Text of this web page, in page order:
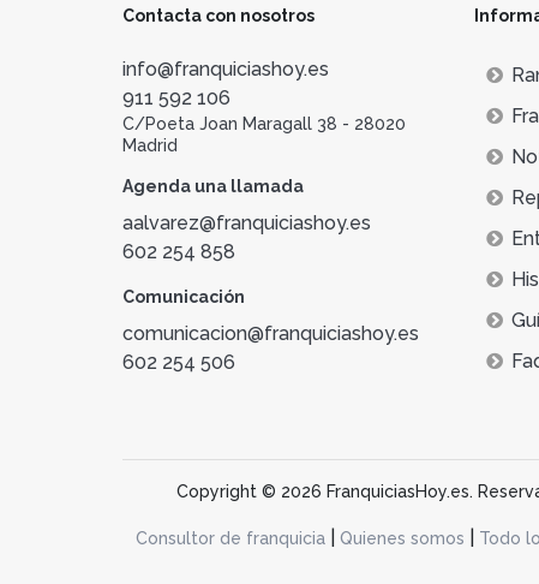
Contacta con nosotros
info@franquiciashoy.es
911 592 106
C/Poeta Joan Maragall 38 - 28020
Madrid
Agenda una llamada
aalvarez@franquiciashoy.es
602 254 858
Comunicación
comunicacion@franquiciashoy.es
602 254 506
Copyright © 2026 FranquiciasHoy.es.
Consultor de franquicia| Quienes somos Todo